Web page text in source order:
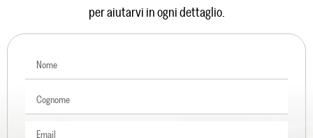
per aiutarvi in ogni dettaglio.